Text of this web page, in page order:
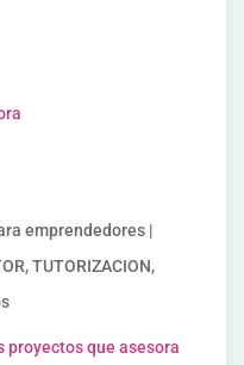
emprendedores |
TUTORIZACION,
proyectos que asesora